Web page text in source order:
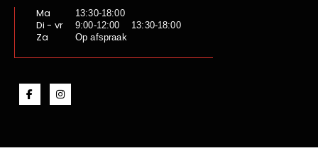
Ma
13:30-18:00
Di - vr 9:00-12:00 13:30-18:00
Za Op afspraak